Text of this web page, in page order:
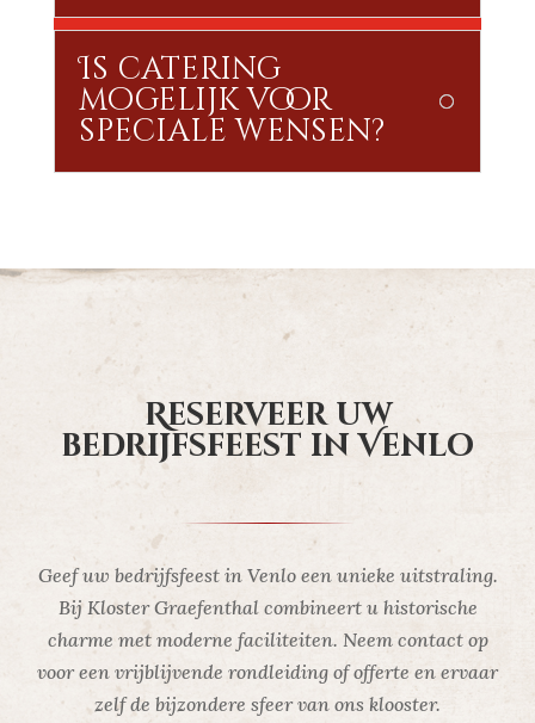
Is catering
mogelijk voor
speciale wensen?
Reserveer uw
bedrijfsfeest in Venlo
Geef uw bedrijfsfeest in Venlo een unieke uitstraling.
Bij Kloster Graefenthal combineert u historische
charme met moderne faciliteiten. Neem contact op
voor een vrijblijvende rondleiding of offerte en ervaar
zelf de bijzondere sfeer van ons klooster.